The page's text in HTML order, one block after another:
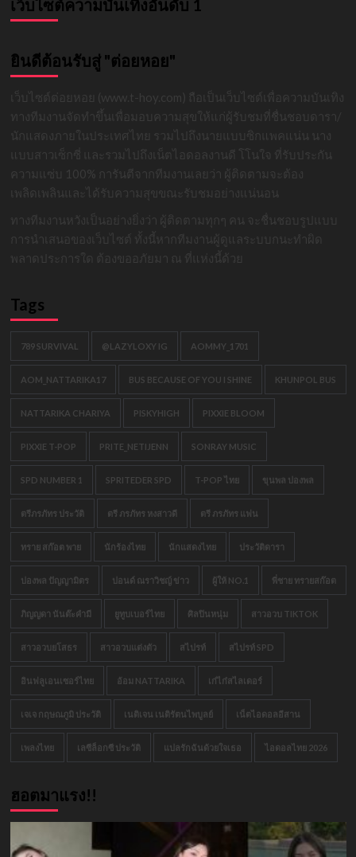
เว็บไซต์ความบันเทิงอันดับ 1
ยินดีต้อนรับสู่ "ต่อยหอย"
เว็บไซต์ต่อยหอย (www.t-hoy.com) ถือเป็นเว็บไซต์เพื่อความบันเทิง
ทางทีมงานจัดทำขึ้นเพื่อมอบความสุขให้แก่ผู้รับชมที่ชื่นชอบดารา/
นักแสดงภายในประเทศไทย รวมไปถึงนายแบบซิกแพคแน่น นาง
แบบสาวเซ็กซี่ และรวมไปถึงเน็ตไอดอลงานดี โโนใจ ที่รับประกัน
ความแซ่บ 100% การันตีจากทีมงานเลยว่า ผู้ติดตามจะต้อง
เพลิดเพลินและได้รับความสุขขณะรับชมอย่างแน่นอน
ทางทีมงานหวังเป็นอย่างยิ่งว่า ผู้ติดตามทุกๆ คน จะชื่นชอบรูปแบบ
การนำเสนอของเว็บไซต์ ทั้งนี้หากทีมงานผู้ดูแลระบบกนะทำผิด
พลาดประการใด ต้องขออภัยมา ณ ที่แห่งนี้ด้วย
Tags
789 SURVIVAL @LAZYLOXY IG AOMMY_1701
AOM_NATTARIKA17 BUS BECAUSE OF YOU I SHINE KHUNPOL BUS
NATTARIKA CHARIYA PISKYHIGH PIXXIE BLOOM
PIXXIE T-POP PRITE_NETIJENN SONRAY MUSIC
SPD NUMBER 1 SPRITEDER SPD T-POP ไทย ขุนพล ปองพล
ตรีภรภัทร ประวัติ ตรี ภรภัทร หงสาวดี ตรี ภรภัทร แฟน
ทราย สก๊อต พาย นักร้องไทย นักแสดงไทย ประวัติดารา
ปองพล ปัญญามิตร ปอนด์ ณราวิชญ์ ข่าว ผู้ให้ NO.1 พี่ชาย ทรายสก๊อต
ภิญญดา นันต๊ะคำมี ยูทูบเบอร์ไทย ศิลปินหนุ่ม สาวอวบ TIKTOK
สาวอวบยโสธร สาวอวบแต่งตัว สไปรท์ สไปรท์ SPD
อินฟลูเอนเซอร์ไทย อ้อม NATTARIKA เก๋ไก๋สไลเดอร์
เจเจ กฤษณภูมิ ประวัติ เนติเจน เนติรัตนไพบูลย์ เน็ตไอดอลอีสาน
เพลงไทย เลซีล็อกซี ประวัติ แปลรักฉันด้วยใจเธอ ไอดอลไทย 2026
ฮอตมาแรง!!